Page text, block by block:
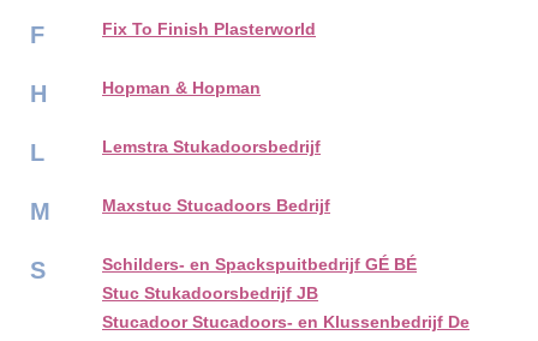
F Fix To Finish Plasterworld
H Hopman & Hopman
L Lemstra Stukadoorsbedrijf
M Maxstuc Stucadoors Bedrijf
S
Schilders- en Spackspuitbedrijf GÉ BÉ
Stuc Stukadoorsbedrijf JB
Stucadoor Stucadoors- en Klussenbedrijf De